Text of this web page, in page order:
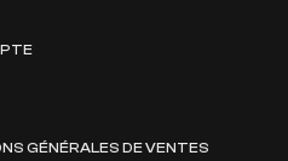
GÉNÉRALES DE VENTES